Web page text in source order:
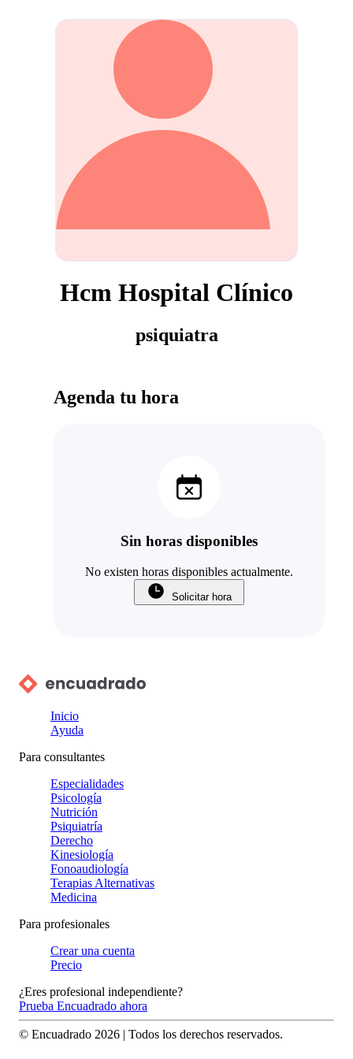
Hcm Hospital Clínico
psiquiatra
Agenda tu hora
Sin horas disponibles
No existen horas disponibles actualmente.
Solicitar hora
Inicio
Ayuda
Para consultantes
Especialidades
Psicología
Nutrición
Psiquiatría
Derecho
Kinesiología
Fonoaudiología
Terapias Alternativas
Medicina
Para profesionales
Crear una cuenta
Precio
¿Eres profesional independiente?
Prueba Encuadrado ahora
© Encuadrado 2026 | Todos los derechos reservados.